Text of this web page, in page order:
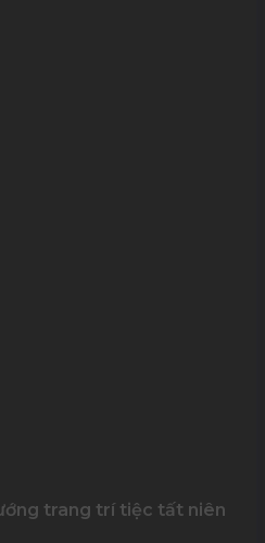
trang trí tiệc tất niên